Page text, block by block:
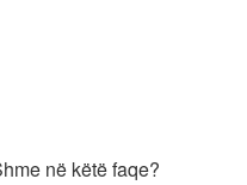
në këtë faqe?